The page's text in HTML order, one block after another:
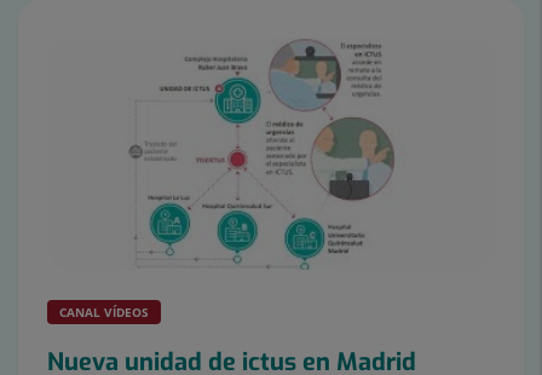
CANAL VÍDEOS
Nueva unidad de ictus en Madrid